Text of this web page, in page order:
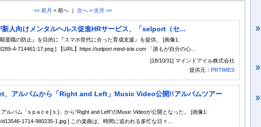
<< 前月 < 前へ ｜ 次へ > 次月 >>
人向けメンタルヘルス促進HRサービス、「selport（セ...
退職の防止』を目的に『スマホ世代に合った育成支援』を提供。 [画像1:
4-714461-17.png ] 【URL】https://selport.mind-isle.com 「誰もが自分の心...
[18/10/31] マインドアイル株式会社
提供元： PRTIMES
アルバムから「Right and Left」Music Video公開!!アルバムツアー
ルバム「s p a c e [ s ]」から“Right and Left”のMusic Videoが公開となった。 [画像1:
1714-980235-1.jpg ] この楽曲は、時間に追われる多忙な日々...